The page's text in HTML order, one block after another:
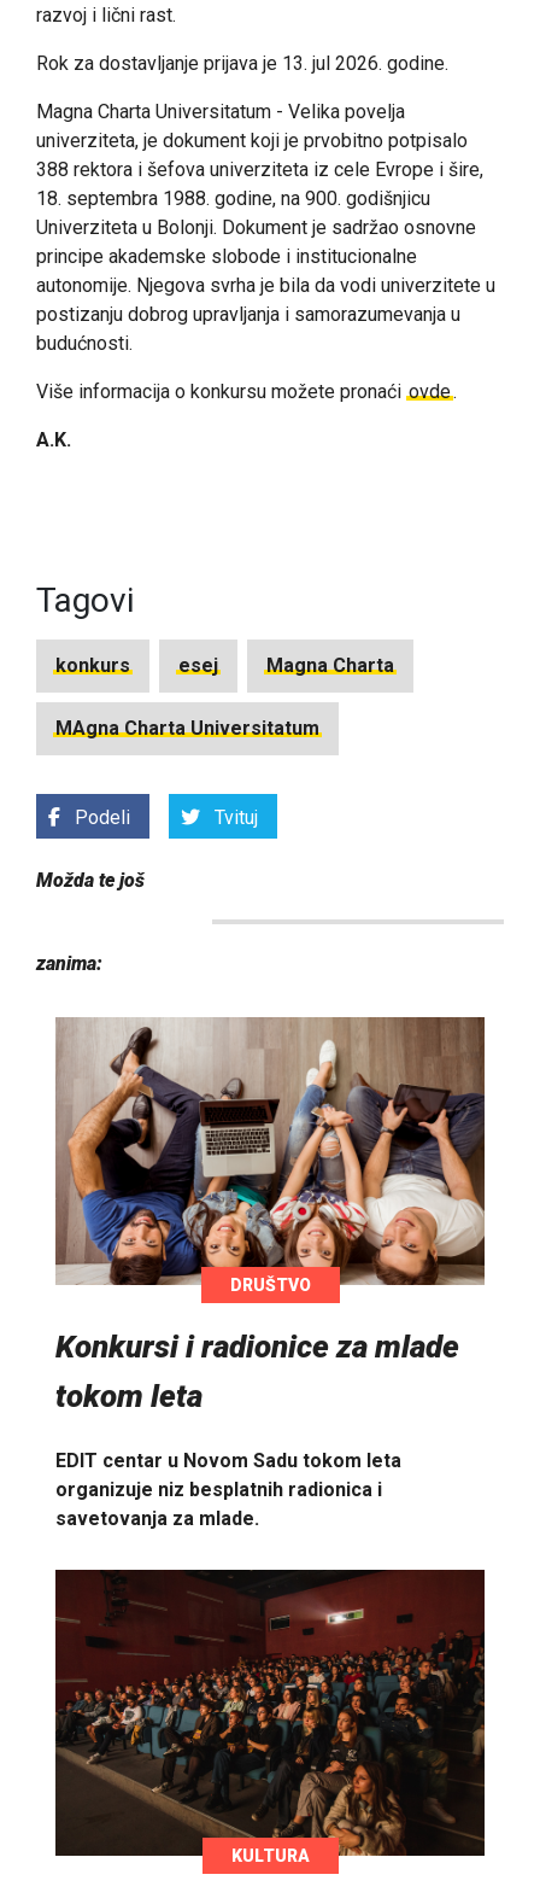
razvoj i lični rast.
Rok za dostavljanje prijava je 13. jul 2026. godine.
Magna Charta Universitatum - Velika povelja
univerziteta, je dokument koji je prvobitno potpisalo
388 rektora i šefova univerziteta iz cele Evrope i šire,
18. septembra 1988. godine, na 900. godišnjicu
Univerziteta u Bolonji. Dokument je sadržao osnovne
principe akademske slobode i institucionalne
autonomije. Njegova svrha je bila da vodi univerzitete u
postizanju dobrog upravljanja i samorazumevanja u
budućnosti.
Više informacija o konkursu možete pronaći ovde.
A.K.
Tagovi
konkurs esej Magna Charta
MAgna Charta Universitatum
Podeli Tvituj
Možda te još
zanima:
DRUŠTVO
Konkursi i radionice za mlade
tokom leta
EDIT centar u Novom Sadu tokom leta
organizuje niz besplatnih radionica i
savetovanja za mlade.
KULTURA